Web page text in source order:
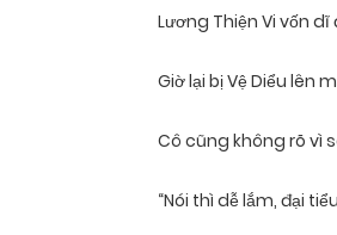
Lương Thiện Vi vốn
Giờ lại bị Vệ Diểu lên
Cô cũng không rõ vì
“Nói thì dễ lắm, đại